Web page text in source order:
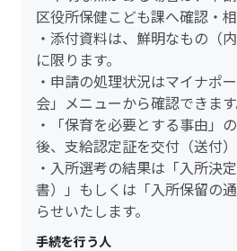
区役所保健こども課へ確認・
・添付資料は、鮮明なもの（
に限ります。
・申請の処理状況はマイナポ
会」メニューから確認できます
・「保育を必要とする事由」
後、支給認定証を交付（送付）
・入所選考の結果は「入所決
書）」もしくは「入所保留の
らせいたします。
手続を行う人